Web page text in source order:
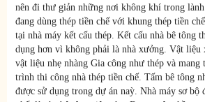
nên đi thư giản những nơi không khí trong
đang dùng thép tiền chế với khung thép tiền
tại nhà máy kết cấu thép. Kết cấu nhà bê tông
dụng hơn vì không phải là nhà xưởng. Vật liệu
vật liệu nhẹ nhàng Gia công như thép và
trình thi công nhà thép tiền chế. Tấm bê tông
được sử dụng trong dự án naỳ. Nhà máy sơ bộ